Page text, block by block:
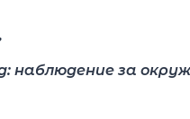
наблюдение за